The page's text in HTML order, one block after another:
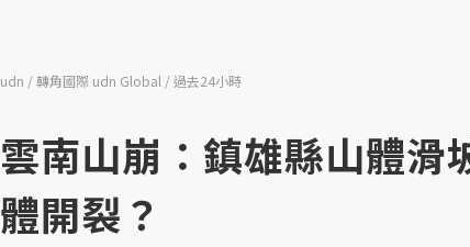
udn 轉角國際 udn Global 過去24小時
雲南山崩：鎮雄縣山體滑
體開裂？